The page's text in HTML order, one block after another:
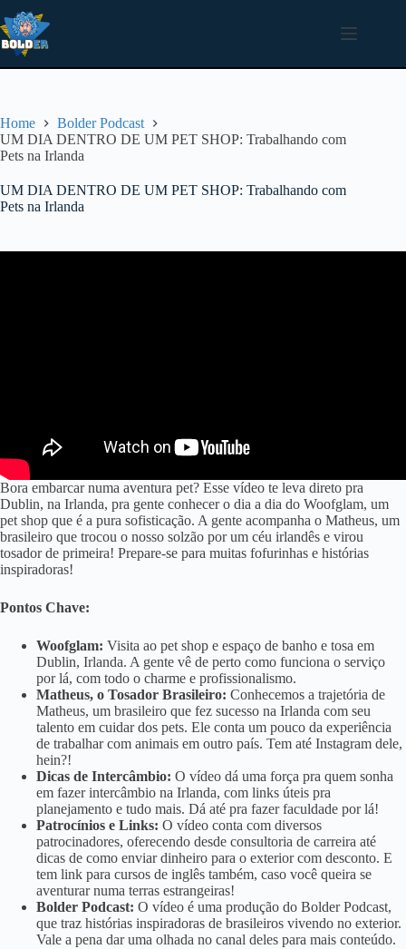
para
o
conteúdo
Home
Bolder Podcast
UM DIA DENTRO DE UM PET SHOP: Trabalhando com
Pets na Irlanda
UM DIA DENTRO DE UM PET SHOP: Trabalhando com
Pets na Irlanda
Bora embarcar numa aventura pet? Esse vídeo te leva direto pra
Dublin, na Irlanda, pra gente conhecer o dia a dia do Woofglam, um
pet shop que é a pura sofisticação. A gente acompanha o Matheus, um
brasileiro que trocou o nosso solzão por um céu irlandês e virou
tosador de primeira! Prepare-se para muitas fofurinhas e histórias
inspiradoras!
Pontos Chave:
Woofglam: Visita ao pet shop e espaço de banho e tosa em
Dublin, Irlanda. A gente vê de perto como funciona o serviço
por lá, com todo o charme e profissionalismo.
Matheus, o Tosador Brasileiro: Conhecemos a trajetória de
Matheus, um brasileiro que fez sucesso na Irlanda com seu
talento em cuidar dos pets. Ele conta um pouco da experiência
de trabalhar com animais em outro país. Tem até Instagram dele,
hein?!
Dicas de Intercâmbio: O vídeo dá uma força pra quem sonha
em fazer intercâmbio na Irlanda, com links úteis pra
planejamento e tudo mais. Dá até pra fazer faculdade por lá!
Patrocínios e Links: O vídeo conta com diversos
patrocinadores, oferecendo desde consultoria de carreira até
dicas de como enviar dinheiro para o exterior com desconto. E
tem link para cursos de inglês também, caso você queira se
aventurar numa terras estrangeiras!
Bolder Podcast: O vídeo é uma produção do Bolder Podcast,
que traz histórias inspiradoras de brasileiros vivendo no exterior.
Vale a pena dar uma olhada no canal deles para mais conteúdo.